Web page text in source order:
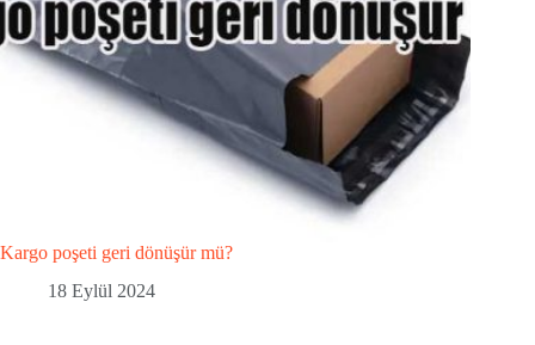
Kargo poşeti geri dönüşür mü?
18 Eylül 2024